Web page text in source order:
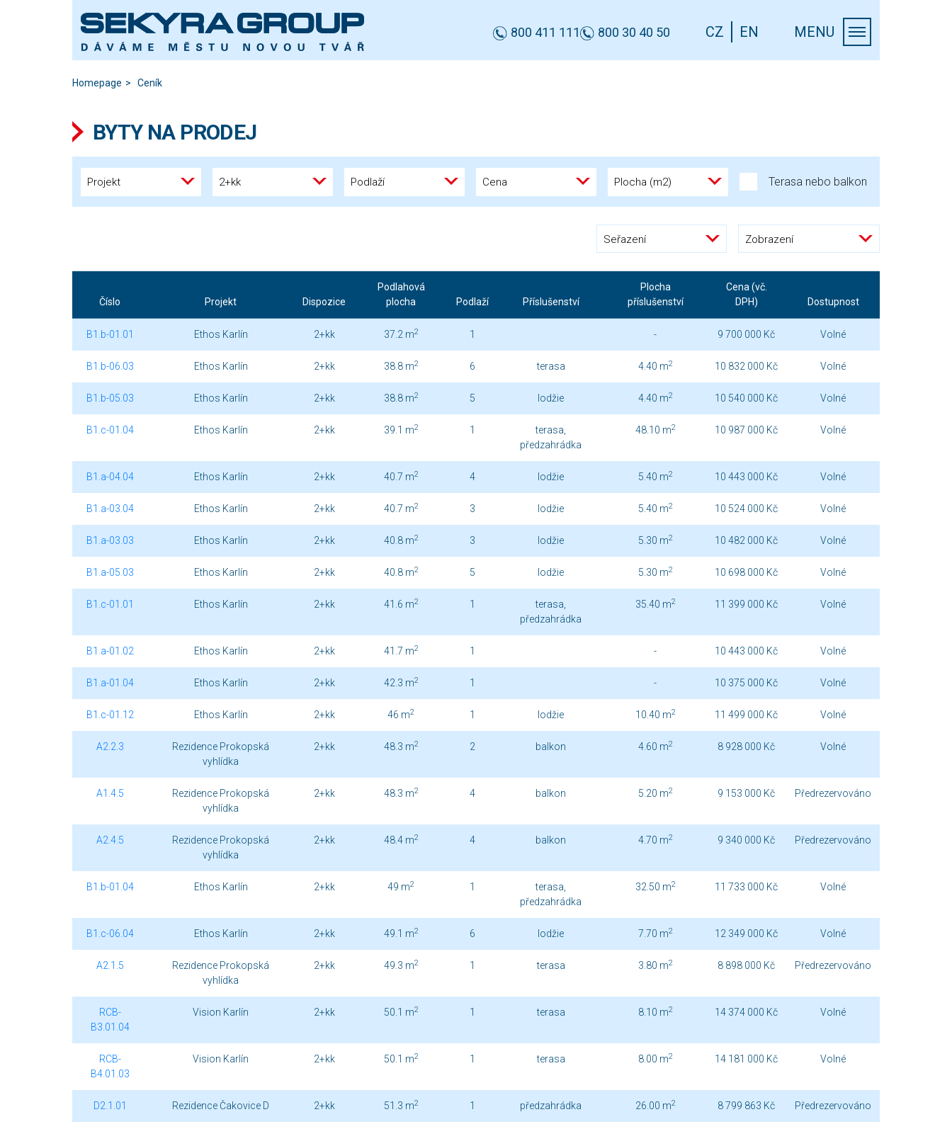
800 411 111 800 30 40 50 CZ EN MENU
Homepage Ceník
BYTY NA PRODEJ
Projekt 2+kk Podlaží Cena Plocha (m2) Terasa nebo balkon
Seřazení Zobrazení
Číslo Projekt Dispozice
Podlahová
plocha
Podlaží Příslušenství
Plocha
příslušenství
Cena (vč.
DPH)
Dostupnost
B1.b-01.01 Ethos Karlín 2+kk 37.2 m2 1 - 9 700 000 Kč Volné
B1.b-06.03 Ethos Karlín 2+kk 38.8 m2 6 terasa 4.40 m2 10 832 000 Kč Volné
B1.b-05.03 Ethos Karlín 2+kk 38.8 m2 5 lodžie 4.40 m2 10 540 000 Kč Volné
B1.c-01.04 Ethos Karlín 2+kk 39.1 m2 1
terasa,
předzahrádka
48.10 m2 10 987 000 Kč Volné
B1.a-04.04 Ethos Karlín 2+kk 40.7 m2 4 lodžie 5.40 m2 10 443 000 Kč Volné
B1.a-03.04 Ethos Karlín 2+kk 40.7 m2 3 lodžie 5.40 m2 10 524 000 Kč Volné
B1.a-03.03 Ethos Karlín 2+kk 40.8 m2 3 lodžie 5.30 m2 10 482 000 Kč Volné
B1.a-05.03 Ethos Karlín 2+kk 40.8 m2 5 lodžie 5.30 m2 10 698 000 Kč Volné
B1.c-01.01 Ethos Karlín 2+kk 41.6 m2 1
terasa,
předzahrádka
35.40 m2 11 399 000 Kč Volné
B1.a-01.02 Ethos Karlín 2+kk 41.7 m2 1 - 10 443 000 Kč Volné
B1.a-01.04 Ethos Karlín 2+kk 42.3 m2 1 - 10 375 000 Kč Volné
B1.c-01.12 Ethos Karlín 2+kk 46 m2 1 lodžie 10.40 m2 11 499 000 Kč Volné
A2.2.3
Rezidence Prokopská
vyhlídka
2+kk 48.3 m2 2 balkon 4.60 m2 8 928 000 Kč Volné
A1.4.5
Rezidence Prokopská
vyhlídka
2+kk 48.3 m2 4 balkon 5.20 m2 9 153 000 Kč Předrezervováno
A2.4.5
Rezidence Prokopská
vyhlídka
2+kk 48.4 m2 4 balkon 4.70 m2 9 340 000 Kč Předrezervováno
B1.b-01.04 Ethos Karlín 2+kk 49 m2 1
terasa,
předzahrádka
32.50 m2 11 733 000 Kč Volné
B1.c-06.04 Ethos Karlín 2+kk 49.1 m2 6 lodžie 7.70 m2 12 349 000 Kč Volné
A2.1.5
Rezidence Prokopská
vyhlídka
2+kk 49.3 m2 1 terasa 3.80 m2 8 898 000 Kč Předrezervováno
RCB-
B3.01.04
Vision Karlín 2+kk 50.1 m2 1 terasa 8.10 m2 14 374 000 Kč Volné
RCB-
B4.01.03
Vision Karlín 2+kk 50.1 m2 1 terasa 8.00 m2 14 181 000 Kč Volné
D2.1.01 Rezidence Čakovice D 2+kk 51.3 m2 1 předzahrádka 26.00 m2 8 799 863 Kč Předrezervováno